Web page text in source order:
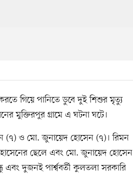
গিয়ে পানিতে ডুবে দুই শিশুর মৃত্যু
মুক্তিরপুর গ্রামে এ ঘটনা ঘটে।
(৭) ও মো. জুনায়েদ হোসেন (৭)। রিমন
ছেলে এবং মো. জুনায়েদ হোসেন
দুজনই পার্শ্ববর্তী কুলতলা সরকারি